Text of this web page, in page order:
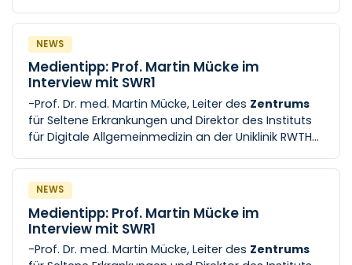
[...] Gefäßchirurgie). Veranstaltungsort: forum M der
Mayerschen Buchhandlung Buchkremerstraße 1–7
52062Aachen
Sie haben eine Frage auf dem
Herzen? Dann senden Sie diese gerne bis einen Tag
vor der Veranstaltung [...] chen.de . Kennen Sie
unsere Bonus-Aktion? Werden Sie zum
Gesundheitsexperten! Die Uniklinik RWTHAachen
belohnt regelmäßige Besucher der
Veranstaltungsreihe Medizin im Dialog bereits am
dem 2. Besuch mit
NEWS
Medientipp: Prof. Martin Mücke im
Interview mit SWR1
-Prof. Dr. med. Martin Mücke, Leiter des Zentrums
für Seltene Erkrankungen und Direktor des Instituts
für Digitale Allgemeinmedizin an der Uniklinik RWTH
NEWS
Medientipp: Prof. Martin Mücke im
Interview mit SWR1
-Prof. Dr. med. Martin Mücke, Leiter des Zentrums